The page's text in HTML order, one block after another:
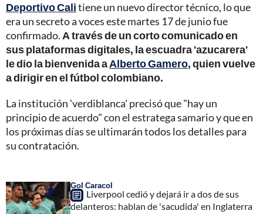
Deportivo Calitiene un nuevo director técnico, lo que
era un secreto a voces este martes 17 de junio fue
confirmado. A través de un corto comunicado en
sus plataformas digitales, la escuadra 'azucarera'
le dio la bienvenida aAlberto Gamero, quien vuelve
a dirigir en el fútbol colombiano.
La institución 'verdiblanca' precisó que "hay un
principio de acuerdo" con el estratega samario y que en
los próximas días se ultimarán todos los detalles para
su contratación.
Gol Caracol
Liverpool cedió y dejará ir a dos de sus
delanteros: hablan de 'sacudida' en Inglaterra